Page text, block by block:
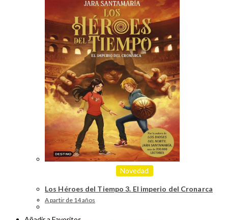
Novedad
Los Héroes del Tiempo 3. El imperio del Cronarca
A partir de 14 años